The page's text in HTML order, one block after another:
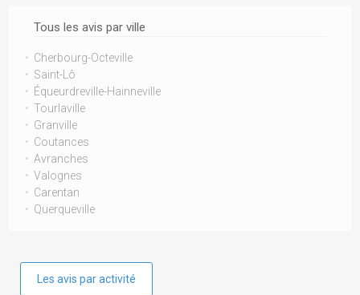
Tous les avis par ville
Cherbourg-Octeville
Saint-Lô
Équeurdreville-Hainneville
Tourlaville
Granville
Coutances
Avranches
Valognes
Carentan
Querqueville
Les avis par activité